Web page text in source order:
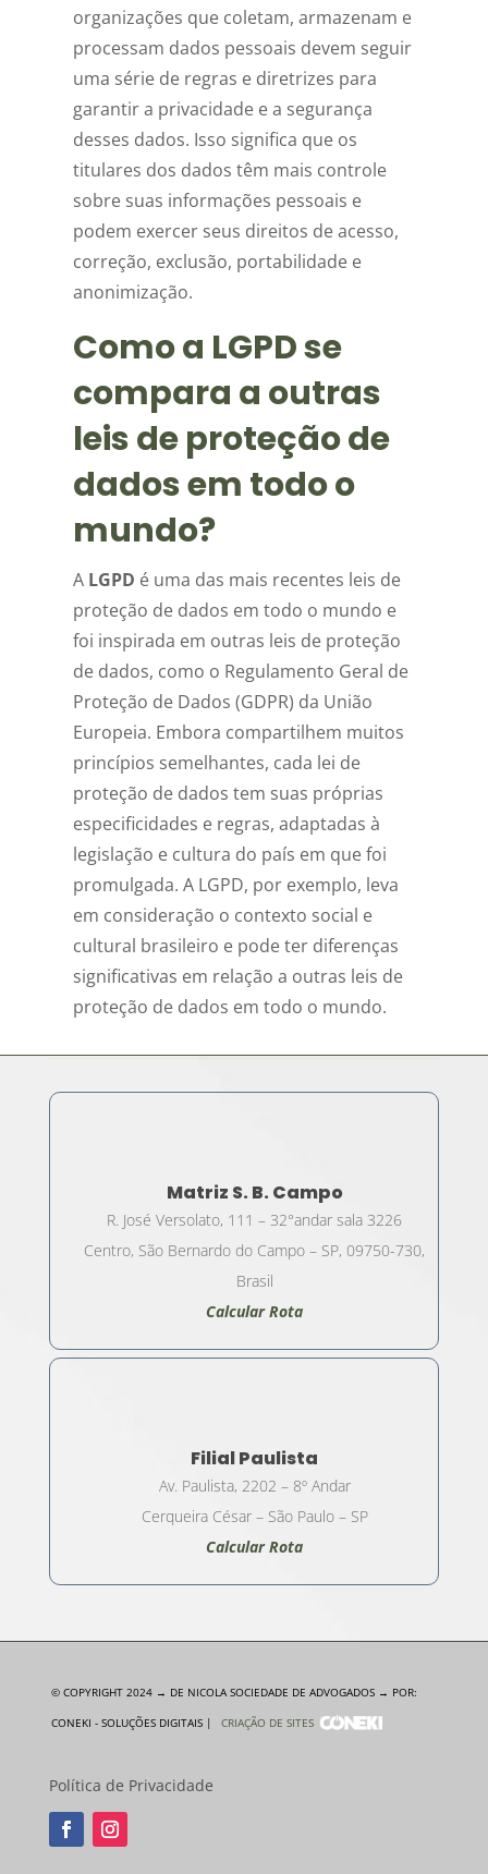
organizações que coletam, armazenam e
processam dados pessoais devem seguir
uma série de regras e diretrizes para
garantir a privacidade e a segurança
desses dados. Isso significa que os
titulares dos dados têm mais controle
sobre suas informações pessoais e
podem exercer seus direitos de acesso,
correção, exclusão, portabilidade e
anonimização.
Como a LGPD se
compara a outras
leis de proteção de
dados em todo o
mundo?
A LGPD é uma das mais recentes leis de
proteção de dados em todo o mundo e
foi inspirada em outras leis de proteção
de dados, como o Regulamento Geral de
Proteção de Dados (GDPR) da União
Europeia. Embora compartilhem muitos
princípios semelhantes, cada lei de
proteção de dados tem suas próprias
especificidades e regras, adaptadas à
legislação e cultura do país em que foi
promulgada. A LGPD, por exemplo, leva
em consideração o contexto social e
cultural brasileiro e pode ter diferenças
significativas em relação a outras leis de
proteção de dados em todo o mundo.
Matriz S. B. Campo
R. José Versolato, 111 – 32°andar sala 3226
Centro, São Bernardo do Campo – SP, 09750-730,
Brasil
Calcular Rota
Filial Paulista
Av. Paulista, 2202 – 8º Andar
Cerqueira César – São Paulo – SP
Calcular Rota
© COPYRIGHT 2024 → DE NICOLA SOCIEDADE DE ADVOGADOS → POR:
CONEKI - SOLUÇÕES DIGITAIS |
CRIAÇÃO DE SITES
Política de Privacidade